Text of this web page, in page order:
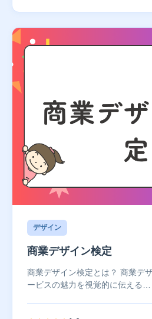
デザイン
商業デザイン検定
商業デザイン検定とは？ 商業デ
ービスの魅力を視覚的に伝える…